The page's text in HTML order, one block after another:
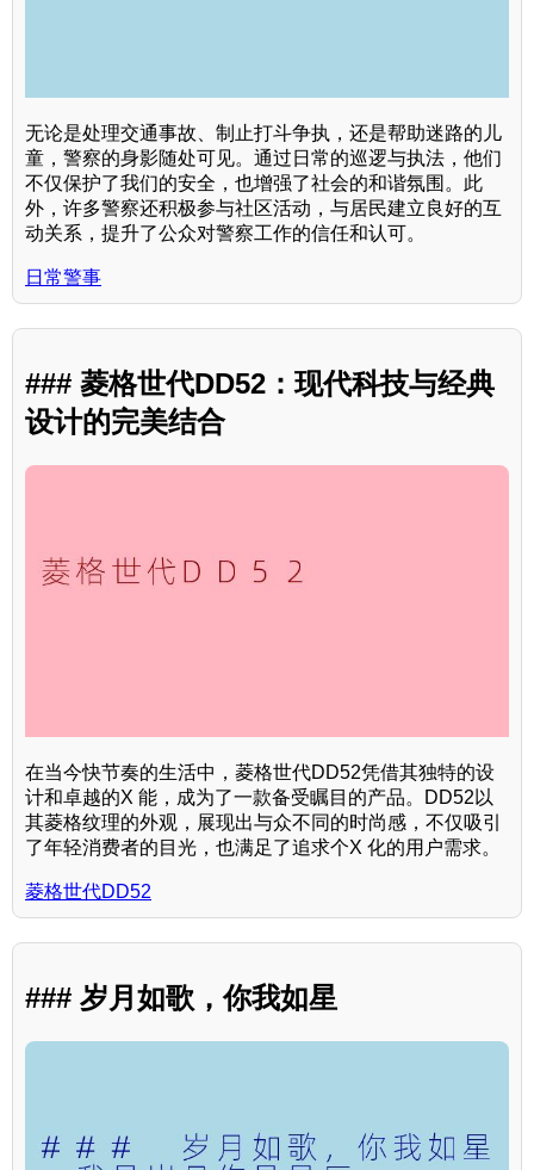
无论是处理交通事故、制止打斗争执，还是帮助迷路的儿
童，警察的身影随处可见。通过日常的巡逻与执法，他们
不仅保护了我们的安全，也增强了社会的和谐氛围。此
外，许多警察还积极参与社区活动，与居民建立良好的互
动关系，提升了公众对警察工作的信任和认可。
日常警事
### 菱格世代DD52：现代科技与经典
设计的完美结合
在当今快节奏的生活中，菱格世代DD52凭借其独特的设
计和卓越的X 能，成为了一款备受瞩目的产品。DD52以
其菱格纹理的外观，展现出与众不同的时尚感，不仅吸引
了年轻消费者的目光，也满足了追求个X 化的用户需求。
菱格世代DD52
### 岁月如歌，你我如星